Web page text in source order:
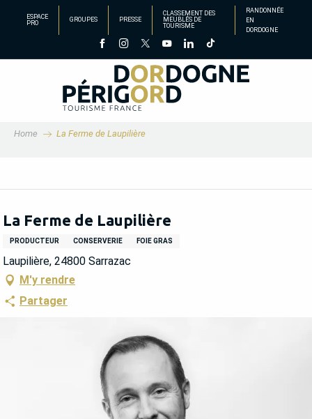
principal
ESPACE
PRO
GROUPES PRESSE
CLASSEMENT DES
MEUBLÉS DE
TOURISME
RANDONNÉE
EN
DORDOGNE
Home La Ferme de Laupilière
La Ferme de Laupilière
PRODUCTEUR CONSERVERIE FOIE GRAS
Laupilière, 24800 Sarrazac
M'y rendre
Partager